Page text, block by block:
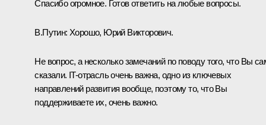
Спасибо огромное. Готов ответить на любые вопросы.
В.Путин: Хорошо, Юрий Викторович.
Не вопрос, а несколько замечаний по поводу того, что Вы
сказали. IT-отрасль очень важна, одно из ключевых
направлений развития вообще, поэтому то, что Вы
поддерживаете их, очень важно.